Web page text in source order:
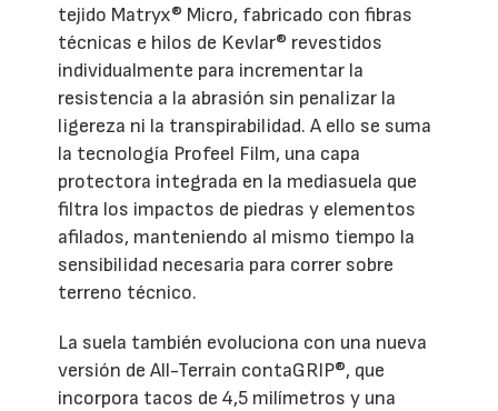
tejido Matryx® Micro, fabricado con fibras
técnicas e hilos de Kevlar® revestidos
individualmente para incrementar la
resistencia a la abrasión sin penalizar la
ligereza ni la transpirabilidad. A ello se suma
la tecnología Profeel Film, una capa
protectora integrada en la mediasuela que
filtra los impactos de piedras y elementos
afilados, manteniendo al mismo tiempo la
sensibilidad necesaria para correr sobre
terreno técnico.
La suela también evoluciona con una nueva
versión de All-Terrain contaGRIP®, que
incorpora tacos de 4,5 milímetros y una